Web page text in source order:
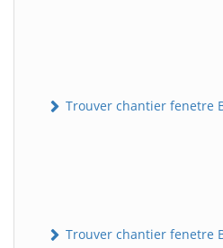
Trouver chantier fenetre
Trouver chantier fenetre